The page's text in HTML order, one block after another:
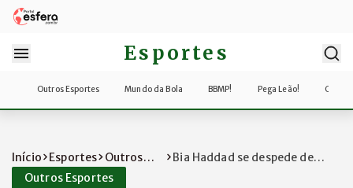
Esportes
Outros Esportes Mundo da Bola BBMP! Pega Leão! Copa
Início Esportes
Outros
Esportes
Bia Haddad se despede de
Outros Esportes